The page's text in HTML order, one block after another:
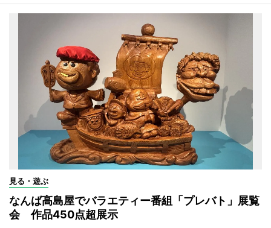
見る・遊ぶ
なんば高島屋でバラエティー番組「プレバト」展覧
会 作品450点超展示